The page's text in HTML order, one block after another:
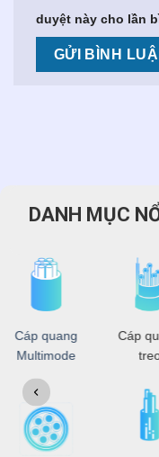
duyệt này cho lần
DANH MỤC
Cáp quang
Multimode
Cáp